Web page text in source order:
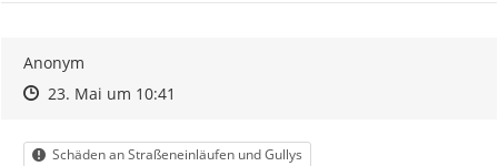
Anonym
Zeitpunkt des Erstellens
Zeitpunkt des Erstellens
23. Mai um 10:41
Kategorie
Schäden an Straßeneinläufen und Gullys